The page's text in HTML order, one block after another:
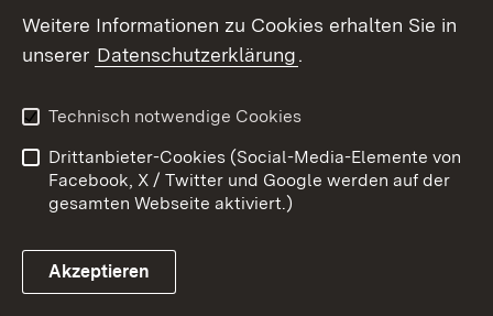
LinkedIn
Social Wall
X / Twitter
Weitere Informationen zu Cookies erhalten Sie in
unserer Datenschutzerklärung.
Technisch notwendige Cookies
Drittanbieter-Cookies (Social-Media-Elemente von
Facebook, X / Twitter und Google werden auf der
gesamten Webseite aktiviert.)
Akzeptieren